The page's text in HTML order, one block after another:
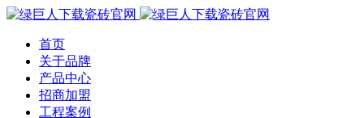
首页
关于品牌
产品中心
招商加盟
工程案例